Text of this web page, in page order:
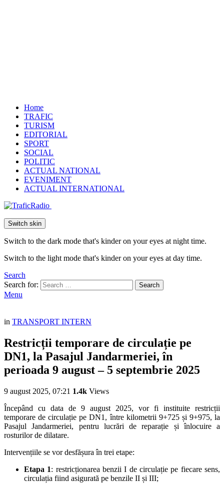
Home
TRAFIC
TURISM
EDITORIAL
SPORT
SOCIAL
POLITIC
ACTUAL NATIONAL
EVENIMENT
ACTUAL INTERNATIONAL
Switch skin
Switch to the dark mode that's kinder on your eyes at night time.
Switch to the light mode that's kinder on your eyes at day time.
Search
Search for:
Search
Menu
in TRANSPORT INTERN
Restricții temporare de circulație pe
DN1, la Pasajul Jandarmeriei, în
perioada 9 august – 5 septembrie 2025
9 august 2025, 07:21 1.4k Views
Începând cu data de 9 august 2025, vor fi instituite restricții
temporare de circulație pe DN1, între kilometrii 9+725 și 9+975, la
Pasajul Jandarmeriei, pentru lucrări de reparație și înlocuire a
rosturilor de dilatare.
Intervențiile se vor desfășura în trei etape:
Etapa 1: restricționarea benzii I de circulație pe fiecare sens,
circulația fiind asigurată pe benzile II și III;